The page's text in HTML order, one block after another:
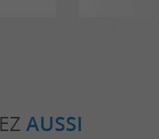
AUSSI